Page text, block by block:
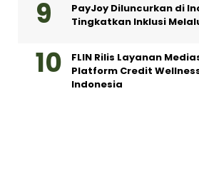
PayJoy Diluncurkan di
Tingkatkan Inklusi
FLIN Rilis Layanan
Platform Credit
Indonesia